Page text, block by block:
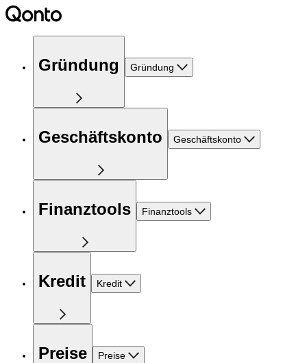
Gründung Gründung
Geschäftskonto Geschäftskonto
Finanztools Finanztools
Kredit Kredit
Preise Preise